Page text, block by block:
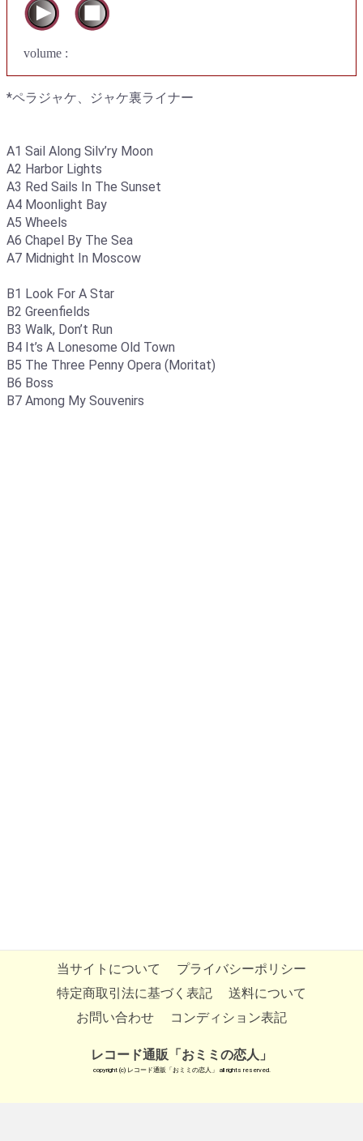
volume :
*ペラジャケ、ジャケ裏ライナー
A1 Sail Along Silv’ry Moon
A2 Harbor Lights
A3 Red Sails In The Sunset
A4 Moonlight Bay
A5 Wheels
A6 Chapel By The Sea
A7 Midnight In Moscow
B1 Look For A Star
B2 Greenfields
B3 Walk, Don’t Run
B4 It’s A Lonesome Old Town
B5 The Three Penny Opera (Moritat)
B6 Boss
B7 Among My Souvenirs
当サイトについて
プライバシーポリシー
特定商取引法に基づく表記
送料について
お問い合わせ
コンディション表記
レコード通販「おミミの恋人」
copyright (c) レコード通販「おミミの恋人」 all rights reserved.